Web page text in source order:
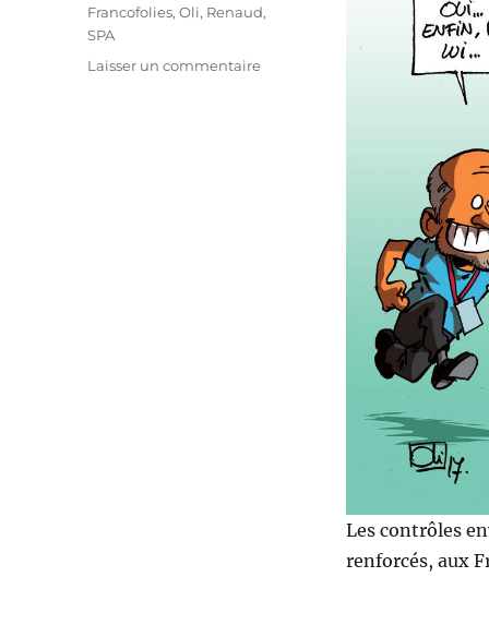
Les contrôles
renforcés, aux
Francofolies,Oli, Renaud,
SPA
Laisser un commentairesur